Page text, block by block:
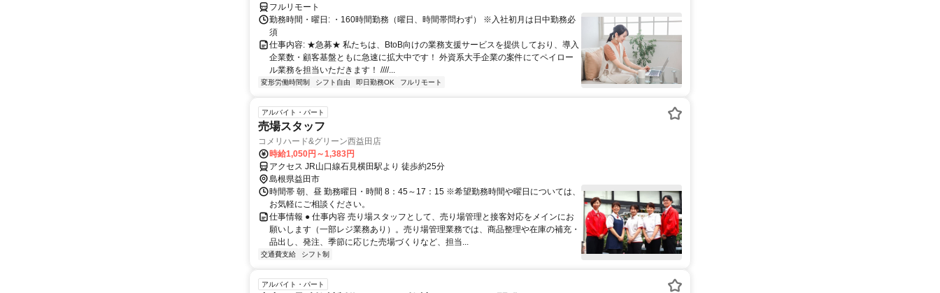
フルリモート
勤務時間・曜日: ・160時間勤務（曜日、時間帯問わず） ※入社初月は日中勤務必
須
仕事内容: ★急募★ 私たちは、BtoB向けの業務支援サービスを提供しており、導入
企業数・顧客基盤ともに急速に拡大中です！ 外資系大手企業の案件にてペイロー
ル業務を担当いただきます！ ////...
変形労働時間制 シフト自由 即日勤務OK フルリモート
アルバイト・パート
売場スタッフ
コメリハード&グリーン西益田店
時給1,050円～1,383円
アクセス JR山口線石見横田駅より 徒歩約25分
島根県益田市
時間帯 朝、昼 勤務曜日・時間 8：45～17：15 ※希望勤務時間や曜日については、
お気軽にご相談ください。
仕事情報 ● 仕事内容 売り場スタッフとして、売り場管理と接客対応をメインにお
願いします（一部レジ業務あり）。売り場管理業務では、商品整理や在庫の補充・
品出し、発注、季節に応じた売場づくりなど、担当...
交通費支給 シフト制
アルバイト・パート